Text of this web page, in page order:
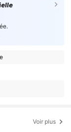
Voir plus